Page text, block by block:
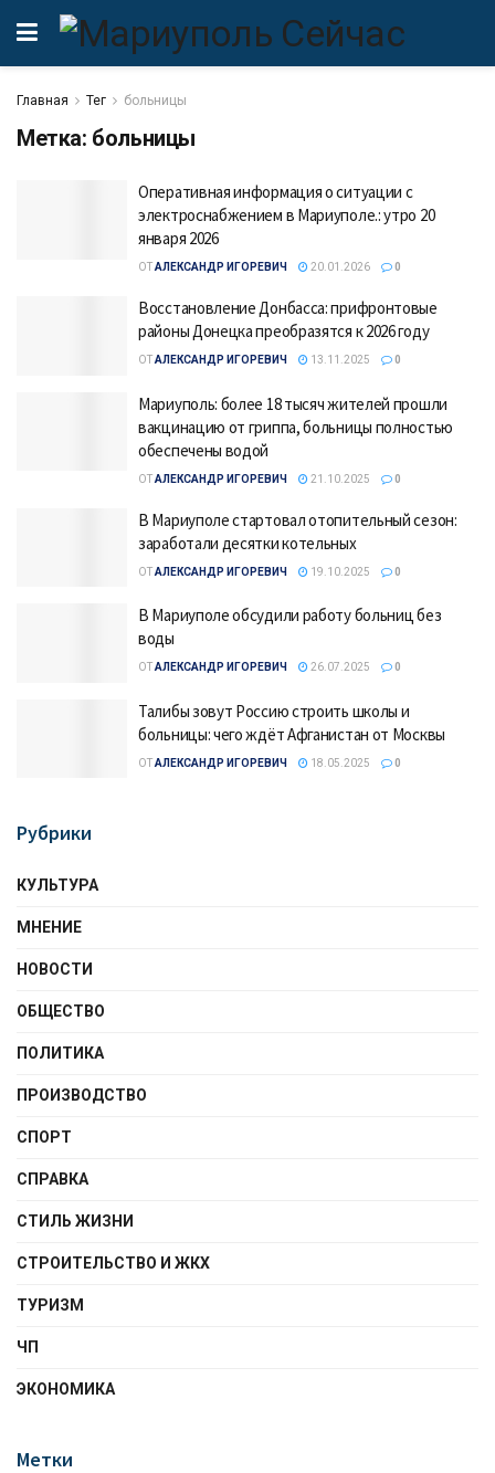
Главная Тег больницы
Метка: больницы
Оперативная информация о ситуации с
электроснабжением в Мариуполе.: утро 20
января 2026
ОТАЛЕКСАНДР ИГОРЕВИЧ 20.01.2026 0
Восстановление Донбасса: прифронтовые
районы Донецка преобразятся к 2026 году
ОТАЛЕКСАНДР ИГОРЕВИЧ 13.11.2025 0
Мариуполь: более 18 тысяч жителей прошли
вакцинацию от гриппа, больницы полностью
обеспечены водой
ОТАЛЕКСАНДР ИГОРЕВИЧ 21.10.2025 0
В Мариуполе стартовал отопительный сезон:
заработали десятки котельных
ОТАЛЕКСАНДР ИГОРЕВИЧ 19.10.2025 0
В Мариуполе обсудили работу больниц без
воды
ОТАЛЕКСАНДР ИГОРЕВИЧ 26.07.2025 0
Талибы зовут Россию строить школы и
больницы: чего ждёт Афганистан от Москвы
ОТАЛЕКСАНДР ИГОРЕВИЧ 18.05.2025 0
Рубрики
КУЛЬТУРА
МНЕНИЕ
НОВОСТИ
ОБЩЕСТВО
ПОЛИТИКА
ПРОИЗВОДСТВО
СПОРТ
СПРАВКА
СТИЛЬ ЖИЗНИ
СТРОИТЕЛЬСТВО И ЖКХ
ТУРИЗМ
ЧП
ЭКОНОМИКА
Метки